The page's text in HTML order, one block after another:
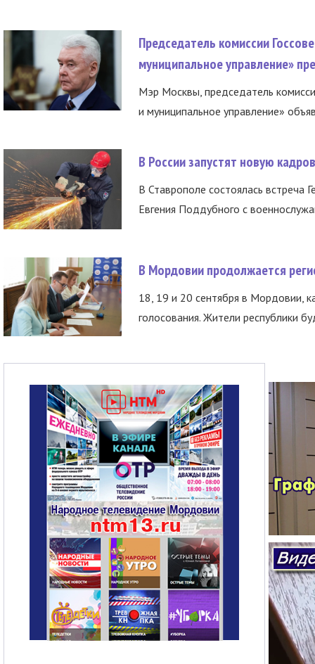
Председатель комиссии
муниципальное управление»
Мэр Москвы, председатель
и муниципальное управление»
В России запустят новую
В Ставрополе состоялась встреча
Евгения Поддубного с
В Мордовии продолжается
18, 19 и 20 сентября в Мордовии,
голосования. Жители республики